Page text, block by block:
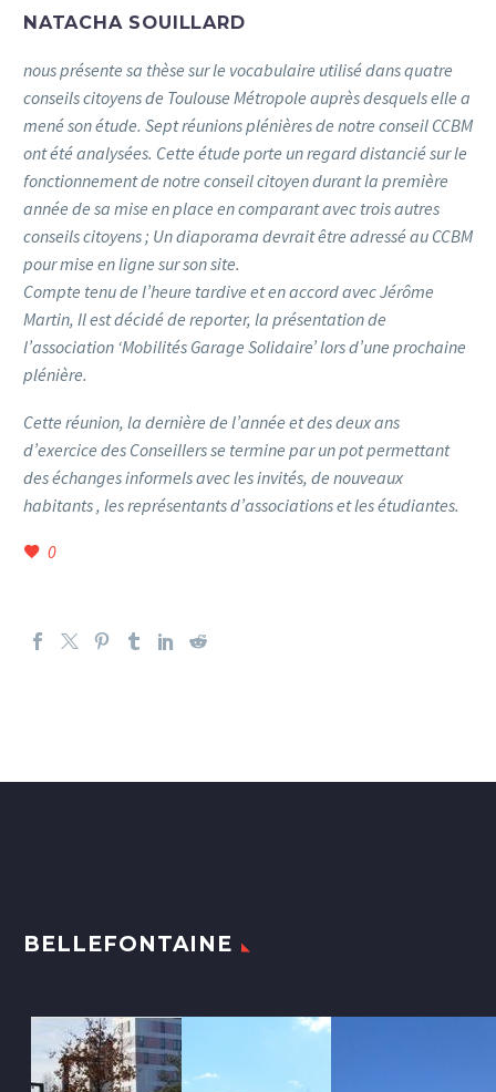
NATACHA SOUILLARD
nous présente sa thèse sur le vocabulaire utilisé dans quatre
conseils citoyens de Toulouse Métropole auprès desquels elle a
mené son étude. Sept réunions plénières de notre conseil CCBM
ont été analysées. Cette étude porte un regard distancié sur le
fonctionnement de notre conseil citoyen durant la première
année de sa mise en place en comparant avec trois autres
conseils citoyens ; Un diaporama devrait être adressé au CCBM
pour mise en ligne sur son site.
Compte tenu de l’heure tardive et en accord avec Jérôme
Martin, Il est décidé de reporter, la présentation de
l’association ‘Mobilités Garage Solidaire’ lors d’une prochaine
plénière.
Cette réunion, la dernière de l’année et des deux ans
d’exercice des Conseillers se termine par un pot permettant
des échanges informels avec les invités, de nouveaux
habitants , les représentants d’associations et les étudiantes.
0
BELLEFONTAINE